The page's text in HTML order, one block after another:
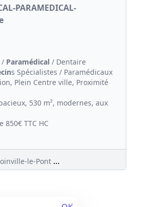
PARAMEDICAL-
/ Paramédical / Dentaire
s Spécialistes / Paramédicaux
Plein Centre ville, Proximité
530 m², modernes, aux
850€ TTC HC
Joinville-le-Pont (94)